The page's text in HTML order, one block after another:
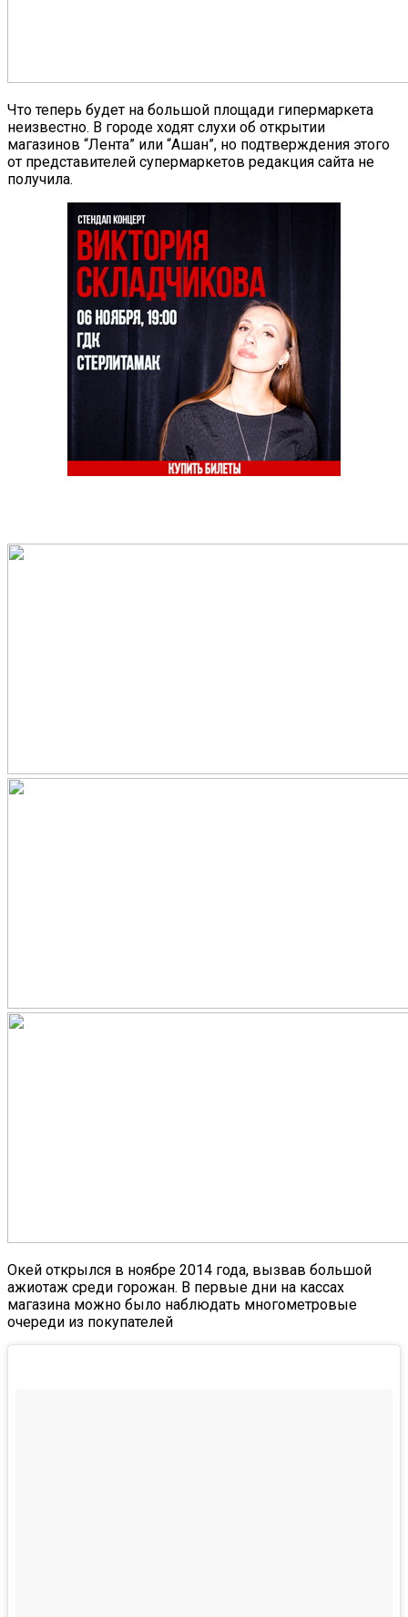
Что теперь будет на большой площади гипермаркета
неизвестно. В городе ходят слухи об открытии
магазинов “Лента” или “Ашан”, но подтверждения этого
от представителей супермаркетов редакция сайта не
получила.
Окей открылся в ноябре 2014 года, вызвав большой
ажиотаж среди горожан. В первые дни на кассах
магазина можно было наблюдать многометровые
очереди из покупателей